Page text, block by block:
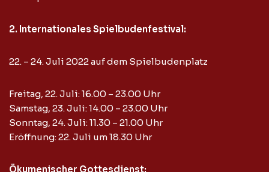
2. Internationales Spielbudenfestival:
22. – 24. Juli 2022 auf dem Spielbudenplatz
Freitag, 22. Juli: 16.00 – 23.00 Uhr
Samstag, 23. Juli: 14.00 – 23.00 Uhr
Sonntag, 24. Juli: 11.30 – 21.00 Uhr
Eröffnung: 22. Juli um 18.30 Uhr
Ökumenischer Gottesdienst: